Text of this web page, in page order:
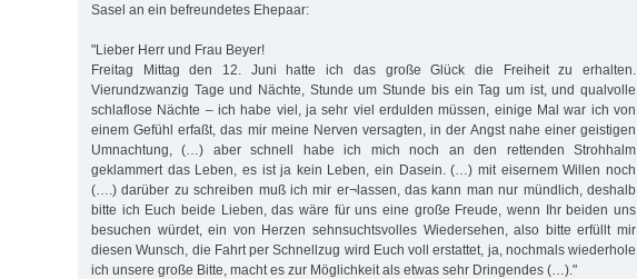
Sasel an ein befreundetes Ehepaar:
"Lieber Herr und Frau Beyer!
Freitag Mittag den 12. Juni hatte ich das große Glück die Freiheit zu erhalten.
Vierundzwanzig Tage und Nächte, Stunde um Stunde bis ein Tag um ist, und qualvolle
schlaflose Nächte – ich habe viel, ja sehr viel erdulden müssen, einige Mal war ich von
einem Gefühl erfaßt, das mir meine Nerven versagten, in der Angst nahe einer geistigen
Umnachtung, (…) aber schnell habe ich mich noch an den rettenden Strohhalm
geklammert das Leben, es ist ja kein Leben, ein Dasein. (…) mit eisernem Willen noch
(….) darüber zu schreiben muß ich mir er¬lassen, das kann man nur mündlich, deshalb
bitte ich Euch beide Lieben, das wäre für uns eine große Freude, wenn Ihr beiden uns
besuchen würdet, ein von Herzen sehnsuchtsvolles Wiedersehen, also bitte erfüllt mir
diesen Wunsch, die Fahrt per Schnellzug wird Euch voll erstattet, ja, nochmals wiederhole
ich unsere große Bitte, macht es zur Möglichkeit als etwas sehr Dringendes (…)."